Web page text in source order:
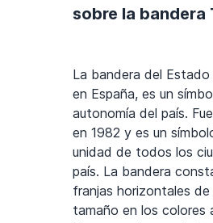
sobre la bandera
La bandera del
en España, es un
autonomía del país.
en 1982 y es un
unidad de todos los
país. La bandera
franjas horizontales de
tamaño en los colores